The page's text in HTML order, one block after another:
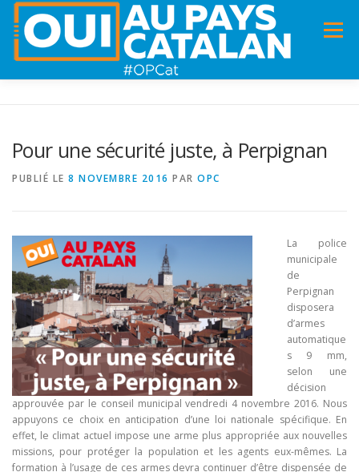
Menu
PANNEAUX POUR MA COMMUNE !
Pour une sécurité juste, à Perpignan
PUBLIÉ LE 8 NOVEMBRE 2016 PAR OPC
La police
municipale
de
Perpignan
disposera
d’armes
automatique
s 9 mm,
selon une
décision
approuvée par le conseil municipal vendredi 4 novembre 2016. Nous
appuyons ce choix en anticipation d’une loi nationale spécifique. En
effet, le climat actuel impose une arme plus appropriée aux nouvelles
missions, pour protéger la population et les agents eux-mêmes. La
formation à l’usage de ces armes devra continuer d’être dispensée de